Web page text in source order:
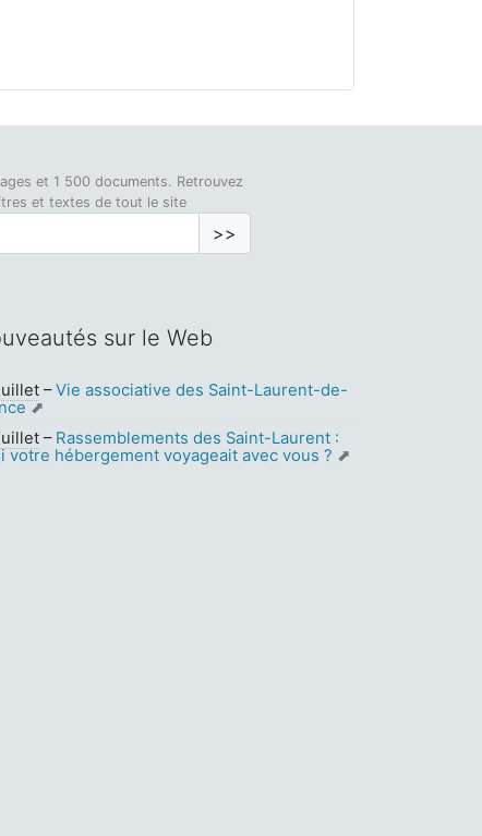
et 1 500 documents. Retrouvez
et textes de tout le site
>>
sur le Web
–Vie associative des Saint-Laurent-de-
– Rassemblements des Saint-Laurent :
votre hébergement voyageait avec vous ?